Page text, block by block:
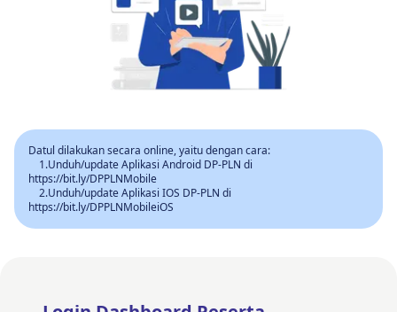
Datul dilakukan secara online, yaitu dengan cara:
1.Unduh/update Aplikasi Android DP-PLN di
https://bit.ly/DPPLNMobile
2.Unduh/update Aplikasi IOS DP-PLN di
https://bit.ly/DPPLNMobileiOS